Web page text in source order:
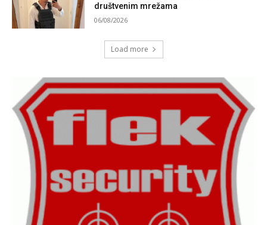
društvenim mrežama
06/08/2026
Load more